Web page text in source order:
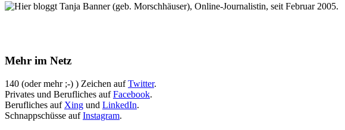
Hier bloggt Tanja Banner (geb. Morschhäuser), Online-Journalistin, seit Februar 2005.
Mehr im Netz
140 (oder mehr ;-) ) Zeichen aufTwitter.
Privates und Berufliches aufFacebook.
Berufliches auf Xing und LinkedIn.
Schnappschüsse aufInstagram.